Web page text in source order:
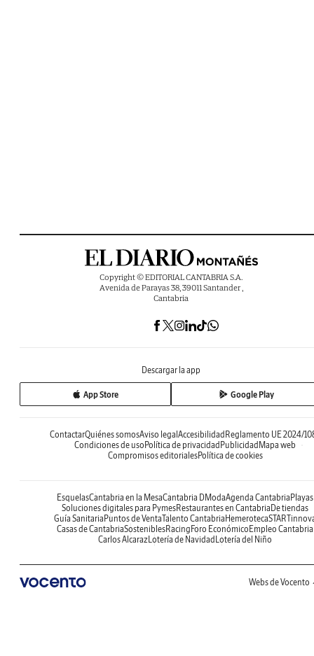
Copyright © EDITORIAL CANTABRIA S.A.
Avenida de Parayas 38, 39011 Santander ,
Cantabria
Descargar la app
App Store Google Play
ContactarQuiénes somosAviso legal Accesibilidad Reglamento UE 2024/
Condiciones de uso Política de privacidad Publicidad Mapa web
Compromisos editorialesPolítica de cookies
EsquelasCantabria en la MesaCantabria DModaAgenda Cantabria Playas
Soluciones digitales para PymesRestaurantes en Cantabria De tiendas
Guía Sanitaria Puntos de VentaTalento Cantabria Hemeroteca
Casas de CantabriaSosteniblesRacing Foro Económico Empleo Cantabria
Carlos AlcarazLotería de Navidad Lotería del Niño
Webs de Vocento